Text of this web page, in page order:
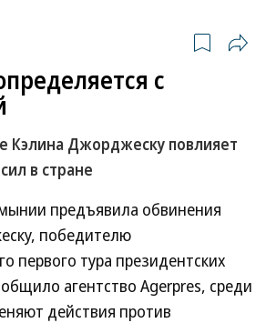
с
Кэлина Джорджеску повлияет
в стране
предъявила обвинения
победителю
первого тура президентских
агентство Agerpres, среди
действия против